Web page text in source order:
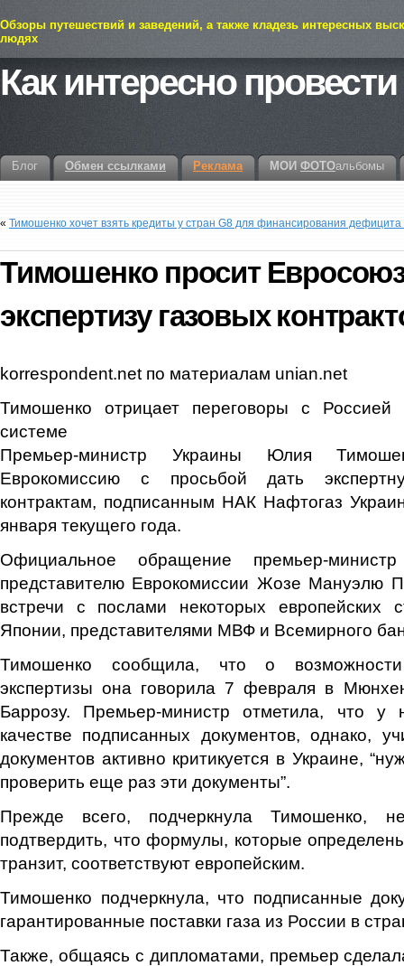
Обзоры путешествий и заведений, а также кладезь интересных
людях
Как интересно
Блог Обмен ссылками Реклама МОИ ФОТОальбомы
« Тимошенко хочет взять кредиты у стран G8 для финансирования
Тимошенко просит
экспертизу газовых
korrespondent.net по материалам unian.net
Тимошенко отрицает переговоры с Россией
системе
Премьер-министр Украины Юлия
Еврокомиссию с просьбой дать
контрактам, подписанным НАК Нафтогаз
января текущего года.
Официальное обращение премьер-
представителю Еврокомиссии Жозе Мануэлю
встречи с послами некоторых
Японии, представителями МВФ и Всемирного
Тимошенко сообщила, что о
экспертизы она говорила 7 февраля в
Баррозу. Премьер-министр отметила, что
качестве подписанных документов, однако,
документов активно критикуется в Украине,
проверить еще раз эти документы”.
Прежде всего, подчеркнула Тимошенко,
подтвердить, что формулы, которые
транзит, соответствуют европейским.
Тимошенко подчеркнула, что подписанные
гарантированные поставки газа из России в
Также, общаясь с дипломатами, премьер